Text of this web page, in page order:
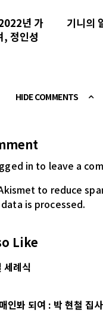
년 가
, 정인성
기니의
HIDE COMMENTS
in to leave a
to reduce
is processed.
Like
세례식
인봐 되여 : 박 현철 집사